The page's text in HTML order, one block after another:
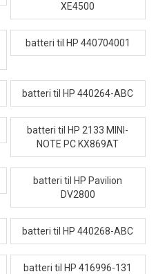
XE4500
batteri til HP 440704001
batteri til HP 440264-ABC
batteri til HP 2133 MINI-
NOTE PC KX869AT
batteri til HP Pavilion
DV2800
batteri til HP 440268-ABC
batteri til HP 416996-131